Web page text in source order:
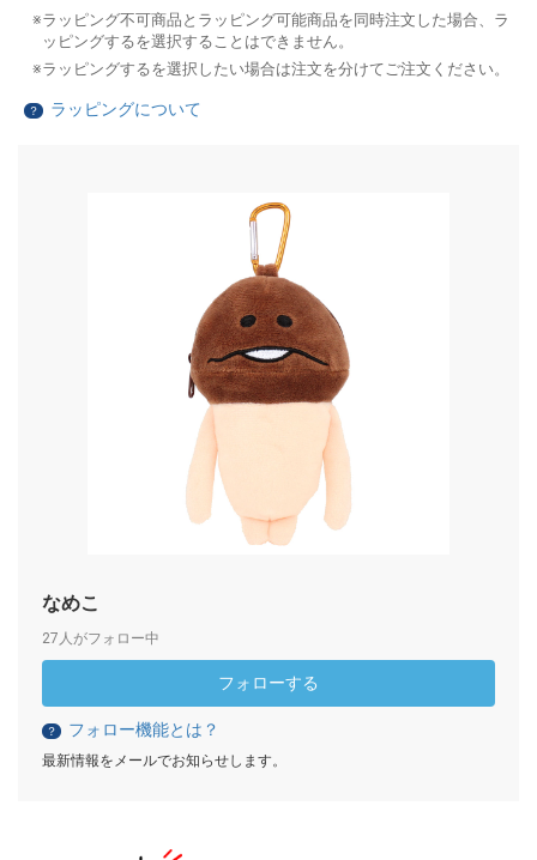
ラッピング不可商品とラッピング可能商品を同時注文した場合、ラ
ッピングするを選択することはできません。
ラッピングするを選択したい場合は注文を分けてご注文ください。
？ ラッピングについて
なめこ
27人がフォロー中
フォローする
？ フォロー機能とは？
最新情報をメールでお知らせします。